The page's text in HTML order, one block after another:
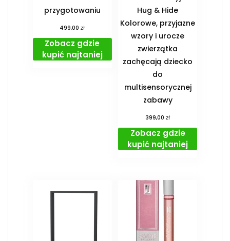
przygotowaniu
499,00zł
Zobacz gdzie
kupić najtaniej
Hug & Hide
Kolorowe, przyjazne
wzory i urocze
zwierzątka
zachęcają dziecko
do
multisensorycznej
zabawy
399,00zł
Zobacz gdzie
kupić najtaniej